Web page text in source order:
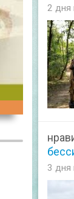
2 дня
3 дня